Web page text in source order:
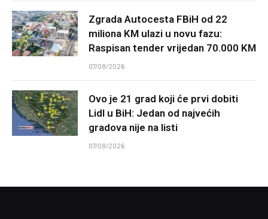
Zgrada Autocesta FBiH od 22
miliona KM ulazi u novu fazu:
Raspisan tender vrijedan 70.000 KM
07/08/2026
Ovo je 21 grad koji će prvi dobiti
Lidl u BiH: Jedan od najvećih
gradova nije na listi
07/08/2026